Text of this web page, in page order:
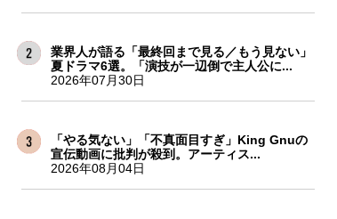
業界人が語る「最終回まで見る／もう見ない」
夏ドラマ6選。「演技が一辺倒で主人公に...
2026年07月30日
「やる気ない」「不真面目すぎ」King Gnuの
宣伝動画に批判が殺到。アーティス...
2026年08月04日